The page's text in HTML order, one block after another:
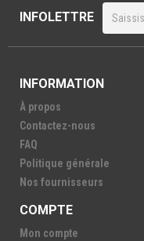
INFOLETTRE
INFORMATION
À propos
Contactez-nous
FAQ
Politique générale
Nos fournisseurs
COMPTE
Mon compte